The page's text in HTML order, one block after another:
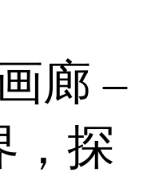
廊 –
，探